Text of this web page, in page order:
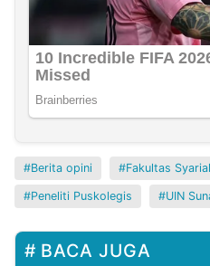
Berita opini Fakultas
Peneliti Puskolegis UIN
BACA JUGA